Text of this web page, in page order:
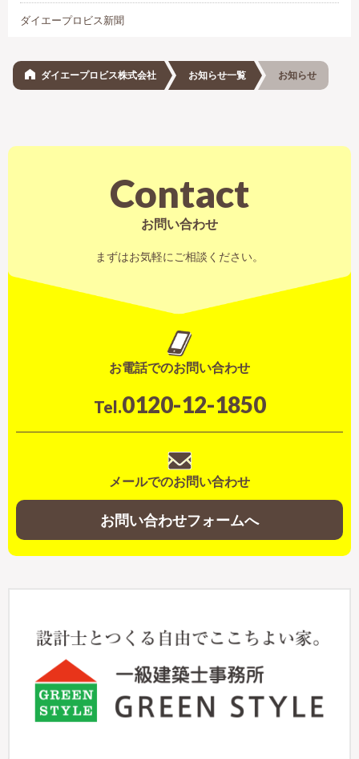
ダイエープロビス新聞
ダイエープロビス株式会社 お知らせ一覧 お知らせ
Contact
お問い合わせ
まずはお気軽にご相談ください。
お電話でのお問い合わせ
Tel.0120-12-1850
メールでのお問い合わせ
お問い合わせフォームへ